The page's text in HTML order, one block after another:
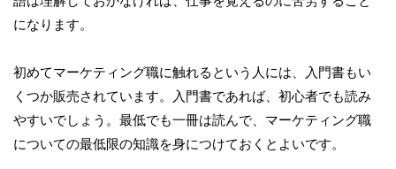
になります。
初めてマーケティング職に触れるという人には、入門書もい
くつか販売されています。入門書であれば、初心者でも読み
やすいでしょう。最低でも一冊は読んで、マーケティング職
についての最低限の知識を身につけておくとよいです。